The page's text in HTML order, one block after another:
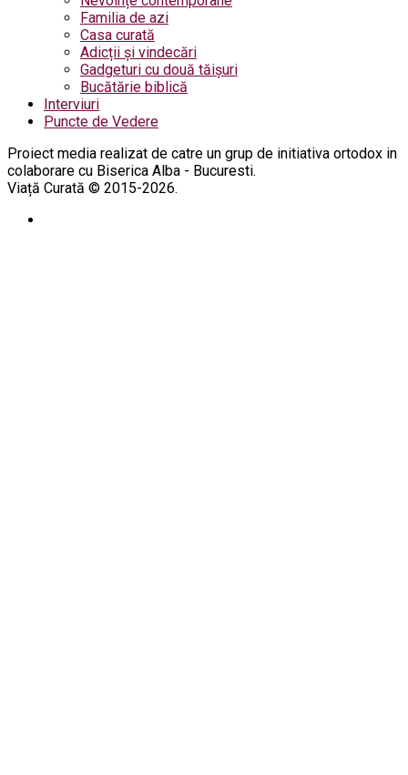
Familia de azi
Casa curată
Adicții și vindecări
Gadgeturi cu două tăișuri
Bucătărie biblică
Interviuri
Puncte de Vedere
Proiect media realizat de catre un grup de initiativa ortodox in
colaborare cu Biserica Alba - Bucuresti.
Viață Curată © 2015-2026.